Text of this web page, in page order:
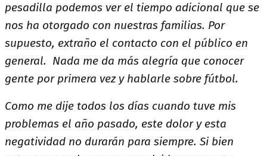
pesadilla podemos ver el tiempo adicional que se
nos ha otorgado con nuestras familias. Por
supuesto, extraño el contacto con el público en
general. Nada me da más alegría que conocer
gente por primera vez y hablarle sobre fútbol.
Como me dije todos los días cuando tuve mis
problemas el año pasado, este dolor y esta
negatividad no durarán para siempre. Si bien